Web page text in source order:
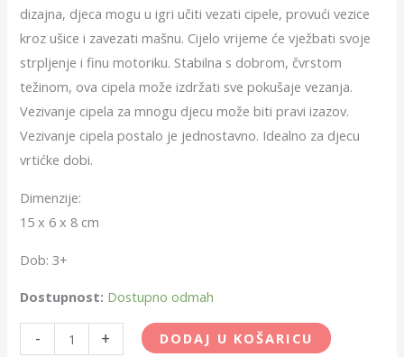
dizajna, djeca mogu u igri učiti vezati cipele, provući vezice
kroz ušice i zavezati mašnu. Cijelo vrijeme će vježbati svoje
strpljenje i finu motoriku. Stabilna s dobrom, čvrstom
težinom, ova cipela može izdržati sve pokušaje vezanja.
Vezivanje cipela za mnogu djecu može biti pravi izazov.
Vezivanje cipela postalo je jednostavno. Idealno za djecu
vrtićke dobi.
Dimenzije:
15 x 6 x 8 cm
Dob: 3+
Dostupnost: Dostupno odmah
- + DODAJ U KOŠARICU